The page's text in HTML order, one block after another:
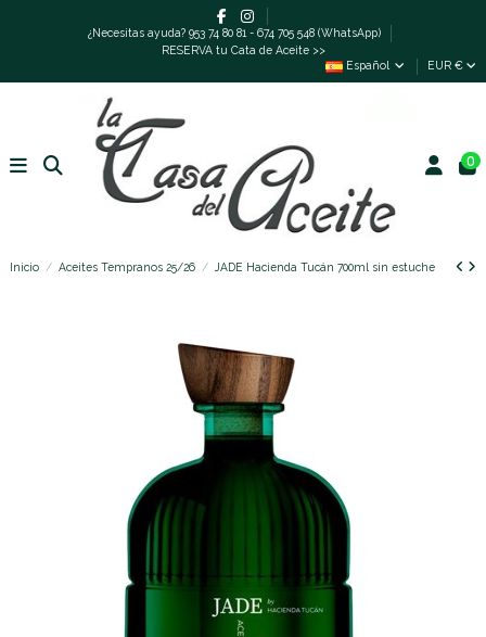
¿Necesitas ayuda? 953 74 80 81 - 674 705 548 (WhatsApp)
RESERVA tu Cata de Aceite >>
Español
EUR €
0
Inicio Aceites Tempranos 25/26 JADE Hacienda Tucán 700ml sin estuche